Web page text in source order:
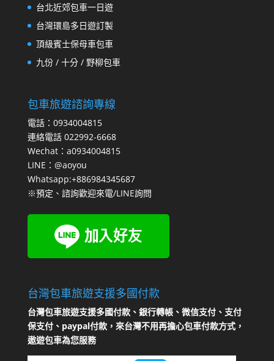
台北近郊包車一日遊
台灣環島多日遊訂製
頂級賓士保母車包車
九份 / 十分 / 野柳包車
包車旅遊諮詢專線
電話：0934004815
連絡電話 022992-6668
Wechat：a0934004815
LINE：@aoyou
Whatsapp:+886984345687
※預定、諮詢歡迎來電/LINE詢問
台灣包車旅遊支援多國付款
台灣包車旅遊支援多國付款、銀行轉帳、微信支付、支付
保支付、paypal付款，來台灣不用再擔心包車付款方式，
遨遊包車為您服務